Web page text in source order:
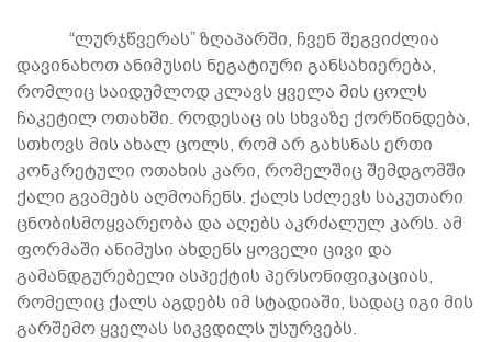
“ლურჯწვერას” ზღაპარში, ჩვენ შეგვიძლია
დავინახოთ ანიმუსის ნეგატიური განსახიერება,
რომლიც საიდუმლოდ კლავს ყველა მის ცოლს
ჩაკეტილ ოთახში. როდესაც ის სხვაზე ქორწინდება,
სთხოვს მის ახალ ცოლს, რომ არ გახსნას ერთი
კონკრეტული ოთახის კარი, რომელშიც შემდგომში
ქალი გვამებს აღმოაჩენს. ქალს სძლევს საკუთარი
ცნობისმოყვარეობა და აღებს აკრძალულ კარს. ამ
ფორმაში ანიმუსი ახდენს ყოველი ცივი და
გამანდგურებელი ასპექტის პერსონიფიკაციას,
რომელიც ქალს აგდებს იმ სტადიაში, სადაც იგი მის
გარშემო ყველას სიკვდილს უსურვებს.